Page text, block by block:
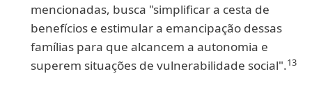
mencionadas, busca "simplificar a cesta de
benefícios e estimular a emancipação dessas
famílias para que alcancem a autonomia e
superem situações de vulnerabilidade social".13